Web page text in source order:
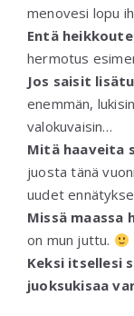
menovesi lopu
Entä
hermotus
Jos saisit
enemmän,
valokuvaisin…
Mitä haaveita
juosta tänä
uudet
Missä maassa
on mun juttu.
Keksi itsellesi
juoksukisaa